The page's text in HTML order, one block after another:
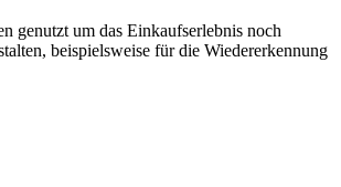
genutzt um das Einkaufserlebnis noch
beispielsweise für die Wiedererkennung